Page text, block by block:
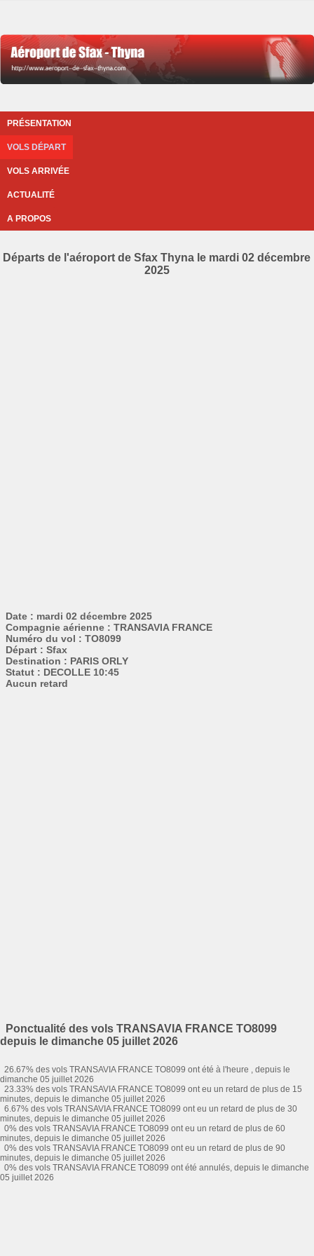
PRÉSENTATION
VOLS DÉPART
VOLS ARRIVÉE
ACTUALITÉ
A PROPOS
Départs de l'aéroport de Sfax Thyna le mardi 02 décembre
2025
Date : mardi 02 décembre 2025
Compagnie aérienne : TRANSAVIA FRANCE
Numéro du vol : TO8099
Départ : Sfax
Destination : PARIS ORLY
Statut : DECOLLE 10:45
Aucun retard
Ponctualité des vols TRANSAVIA FRANCE TO8099
depuis le dimanche 05 juillet 2026
26.67% des vols TRANSAVIA FRANCE TO8099 ont été à l'heure , depuis le
dimanche 05 juillet 2026
23.33% des vols TRANSAVIA FRANCE TO8099 ont eu un retard de plus de 15
minutes, depuis le dimanche 05 juillet 2026
6.67% des vols TRANSAVIA FRANCE TO8099 ont eu un retard de plus de 30
minutes, depuis le dimanche 05 juillet 2026
0% des vols TRANSAVIA FRANCE TO8099 ont eu un retard de plus de 60
minutes, depuis le dimanche 05 juillet 2026
0% des vols TRANSAVIA FRANCE TO8099 ont eu un retard de plus de 90
minutes, depuis le dimanche 05 juillet 2026
0% des vols TRANSAVIA FRANCE TO8099 ont été annulés, depuis le dimanche
05 juillet 2026